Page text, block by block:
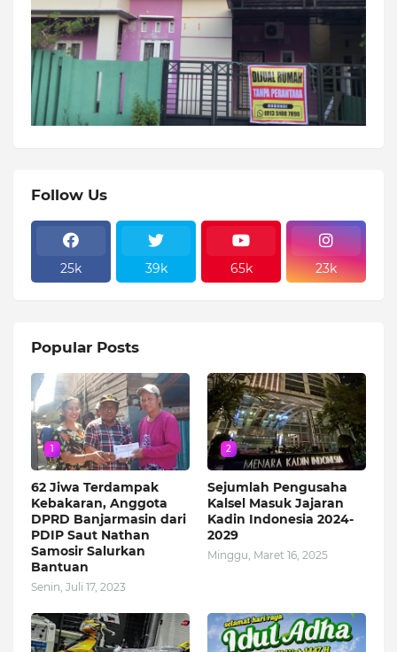
Follow Us
25k 39k 65k 23k
Popular Posts
1
62 Jiwa Terdampak
Kebakaran, Anggota
DPRD Banjarmasin dari
PDIP Saut Nathan
Samosir Salurkan
Bantuan
Senin, Juli 17, 2023
2
Sejumlah Pengusaha
Kalsel Masuk Jajaran
Kadin Indonesia 2024-
2029
Minggu, Maret 16, 2025